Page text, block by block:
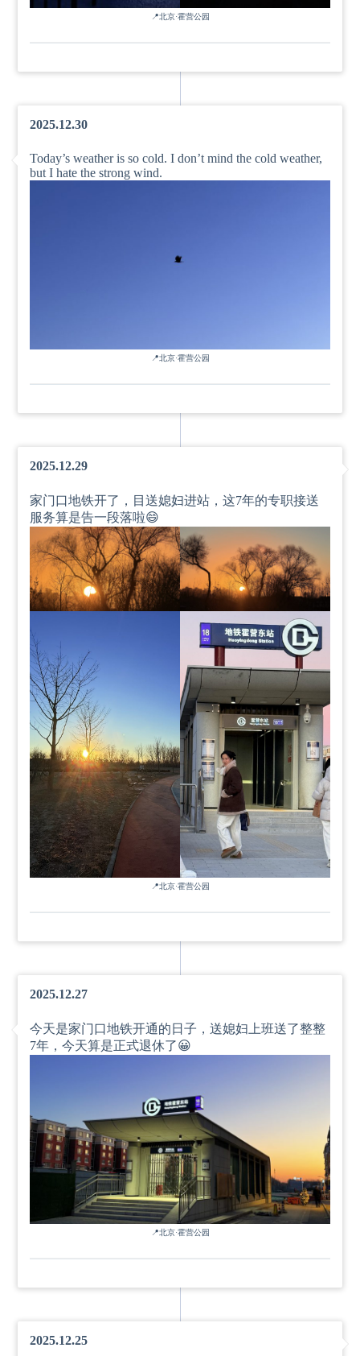
📍北京·霍营公园
2025.12.30
Today’s weather is so cold. I don’t mind the cold weather,
but I hate the strong wind.
📍北京·霍营公园
2025.12.29
家门口地铁开了，目送媳妇进站，这7年的专职接送
服务算是告一段落啦😄
📍北京·霍营公园
2025.12.27
今天是家门口地铁开通的日子，送媳妇上班送了整整
7年，今天算是正式退休了😀
📍北京·霍营公园
2025.12.25